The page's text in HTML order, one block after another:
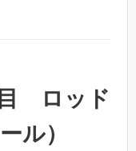
ロッド
ル）